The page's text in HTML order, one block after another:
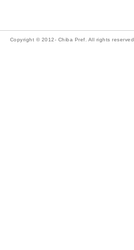
Copyright © 2012- Chiba Pref. All rights reserved.